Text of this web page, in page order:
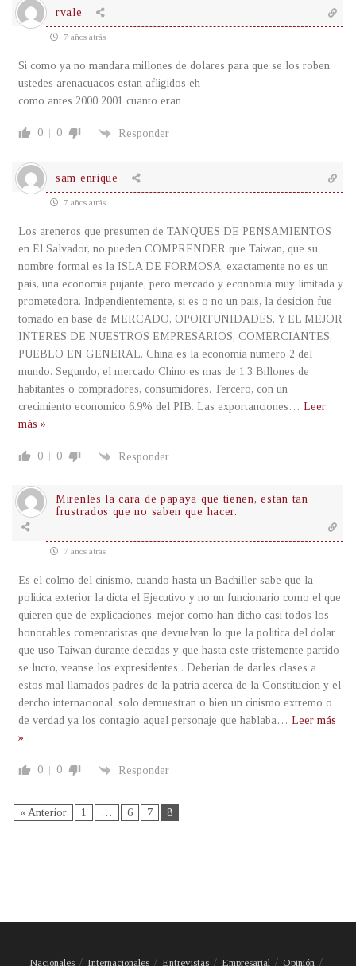
rvale
7 años atrás
Si como ya no mandara millones de dolares para que se los roben
ustedes arenacuacos estan afligidos eh
como antes 2000 2001 cuanto eran
0 0 Responder
sam enrique
7 años atrás
Los areneros que presumen de TANQUES DE PENSAMIENTOS
en El Salvador, no pueden COMPRENDER que Taiwan, que su
nombre formal es la ISLA DE FORMOSA, exactamente no es un
pais, una economia pujante, pero mercado y economia muy limitada y
prometedora. Indpendientemente, si es o no un pais, la desicion fue
tomado en base de MERCADO, OPORTUNIDADES, Y EL MEJOR
INTERES DE NUESTROS EMPRESARIOS, COMERCIANTES,
PUEBLO EN GENERAL. China es la economia numero 2 del
mundo. Segundo, el mercado Chino es mas de 1.3 Billones de
habitantes o compradores, consumidores. Tercero, con un
crecimiento economico 6.9% del PIB. Las exportanciones … Leer
más »
0 0 Responder
Mirenles la cara de papaya que tienen, estan tan
frustrados que no saben que hacer.
7 años atrás
Es el colmo del cinismo, cuando hasta un Bachiller sabe que la
politica exterior la dicta el Ejecutivo y no un funcionario como el que
quieren que de explicaciones. mejor como han dicho casi todos los
honorables comentaristas que devuelvan lo que la politica del dolar
que uso Taiwan durante decadas y que hasta este tristemente partido
se lucro, veanse los expresidentes . Deberian de darles clases a
estos mal llamados padres de la patria acerca de la Constitucion y el
dercho internacional, solo demuestran o bien un cinismo extremo o
de verdad ya los contagio aquel personaje que hablaba… Leer más
»
0 0 Responder
« Anterior 1 … 6 7 8
Nacionales Internacionales Entrevistas Empresarial Opinión